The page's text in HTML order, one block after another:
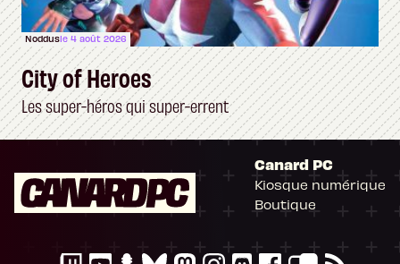
Noddusle 4 août 2026
City of Heroes
Les super-héros qui super-errent
Canard PC
Kiosque numérique
Boutique